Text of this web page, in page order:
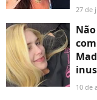
27 de
10 de